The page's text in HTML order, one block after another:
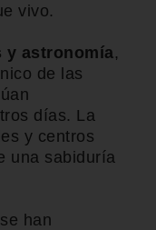
vivo.
y astronomía,
de las
días. La
y centros
una sabiduría
han